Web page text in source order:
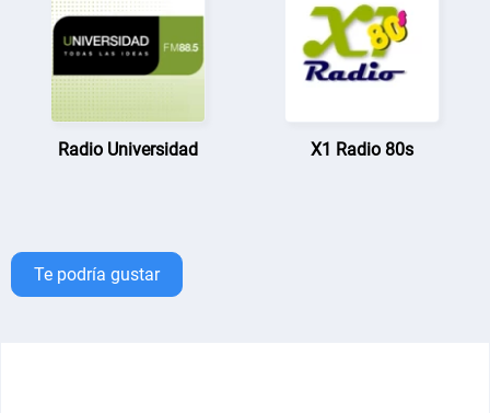
Radio Universidad X1 Radio 80s
Te podría gustar